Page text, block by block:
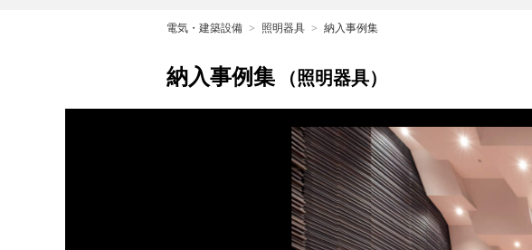
電気・建築設備 照明器具 納入事例集
納入事例集 （照明器具）